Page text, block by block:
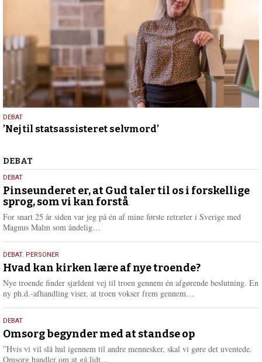
12.
februar
DEBAT
’Nej til statsassisteret selvmord’
Debat
DEBAT
5.
august
2026
DEBAT
Pinseunderet er, at Gud taler til os i forskellige
sprog, som vi kan forstå
For snart 25 år siden var jeg på én af mine første retræter i Sverige med
Magnus Malm som åndelig…
e
r
e
25.
juli
2026
DEBAT, PERSONER
Hvad kan kirken lære af nye troende?
Nye troende finder sjældent vej til troen gennem én afgørende beslutning. En
ny ph.d.-afhandling viser, at troen vokser frem gennem…
e
r
e
9.
juli
2026
DEBAT
Omsorg begynder med at standse op
”Hvis vi vil slå hul igennem til andre mennesker, skal vi gøre det uventede.
Omsorg handler om at gå lidt…